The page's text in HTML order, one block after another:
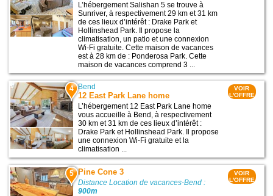
L’hébergement Salishan 5 se trouve à
Sunriver, à respectivement 29 km et 31 km
de ces lieux d’intérêt : Drake Park et
Hollinshead Park. Il propose la
climatisation, un patio et une connexion
Wi-Fi gratuite. Cette maison de vacances
est à 28 km de : Ponderosa Park. Cette
maison de vacances comprend 3 ...
4 Bend
12 East Park Lane home
L’hébergement 12 East Park Lane home
vous accueille à Bend, à respectivement
30 km et 31 km de ces lieux d’intérêt :
Drake Park et Hollinshead Park. Il propose
une connexion Wi-Fi gratuite et la
climatisation ...
VOIR
L'OFFRE
5 Pine Cone 3
Distance Location de vacances-Bend :
900m
VOIR
L'OFFRE